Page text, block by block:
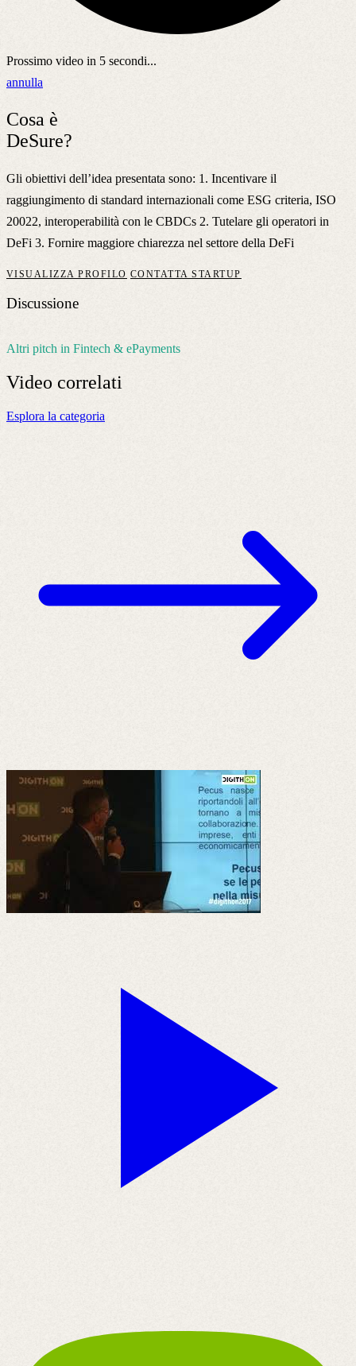
Prossimo video in 5 secondi...
annulla
Cosa è
DeSure?
Gli obiettivi dell’idea presentata sono: 1. Incentivare il
raggiungimento di standard internazionali come ESG criteria, ISO
20022, interoperabilità con le CBDCs 2. Tutelare gli operatori in
DeFi 3. Fornire maggiore chiarezza nel settore della DeFi
VISUALIZZA PROFILO CONTATTA STARTUP
Discussione
Altri pitch in Fintech & ePayments
Video correlati
Esplora la categoria